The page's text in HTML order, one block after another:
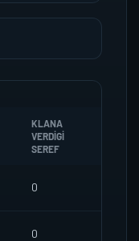
KLANA
VERDIGI
SEREF
0
0